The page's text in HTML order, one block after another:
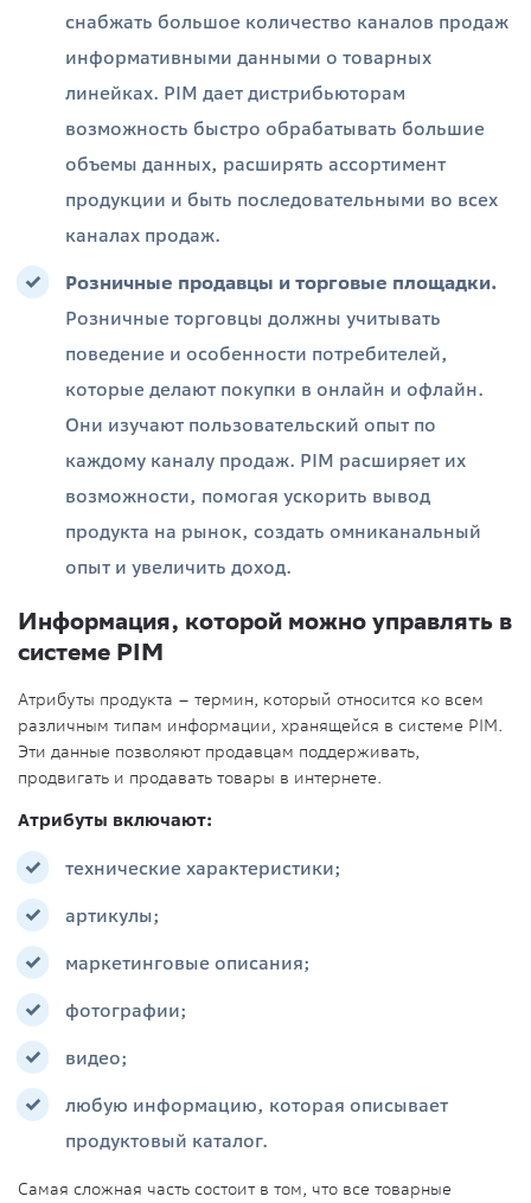
снабжать большое количество каналов продаж
информативными данными о товарных
линейках. PIM дает дистрибьюторам
возможность быстро обрабатывать большие
объемы данных, расширять ассортимент
продукции и быть последовательными во всех
каналах продаж.
Розничные продавцы и торговые площадки.
Розничные торговцы должны учитывать
поведение и особенности потребителей,
которые делают покупки в онлайн и офлайн.
Они изучают пользовательский опыт по
каждому каналу продаж. PIM расширяет их
возможности, помогая ускорить вывод
продукта на рынок, создать омниканальный
опыт и увеличить доход.
Информация, которой можно управлять в
системе PIM
Атрибуты продукта – термин, который относится ко всем
различным типам информации, хранящейся в системе PIM.
Эти данные позволяют продавцам поддерживать,
продвигать и продавать товары в интернете.
Атрибуты включают:
технические характеристики;
артикулы;
маркетинговые описания;
фотографии;
видео;
любую информацию, которая описывает
продуктовый каталог.
Самая сложная часть состоит в том, что все товарные